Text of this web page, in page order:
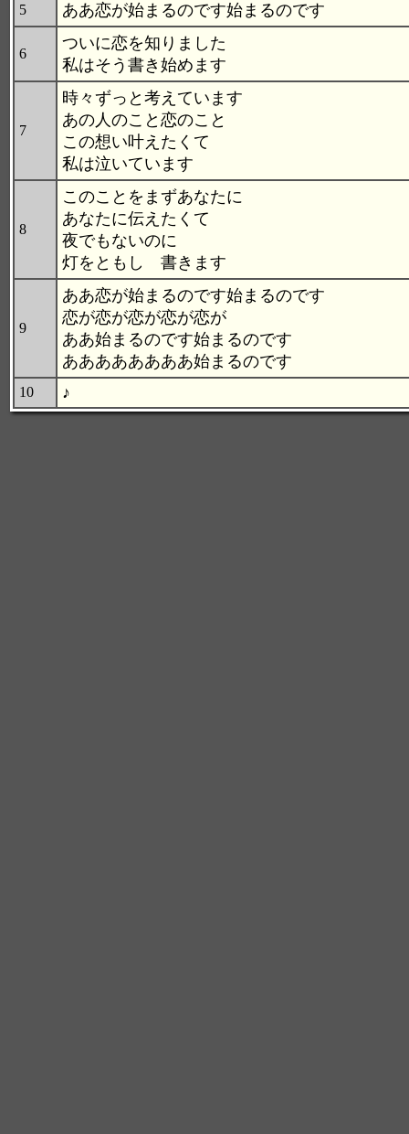
5 ああ恋が始まるのです始まるのです
6
ついに恋を知りました
私はそう書き始めます
7
時々ずっと考えています
あの人のこと恋のこと
この想い叶えたくて
私は泣いています
8
このことをまずあなたに
あなたに伝えたくて
夜でもないのに
灯をともし 書きます
9
ああ恋が始まるのです始まるのです
恋が恋が恋が恋が恋が
ああ始まるのです始まるのです
ああああああああ始まるのです
10 ♪